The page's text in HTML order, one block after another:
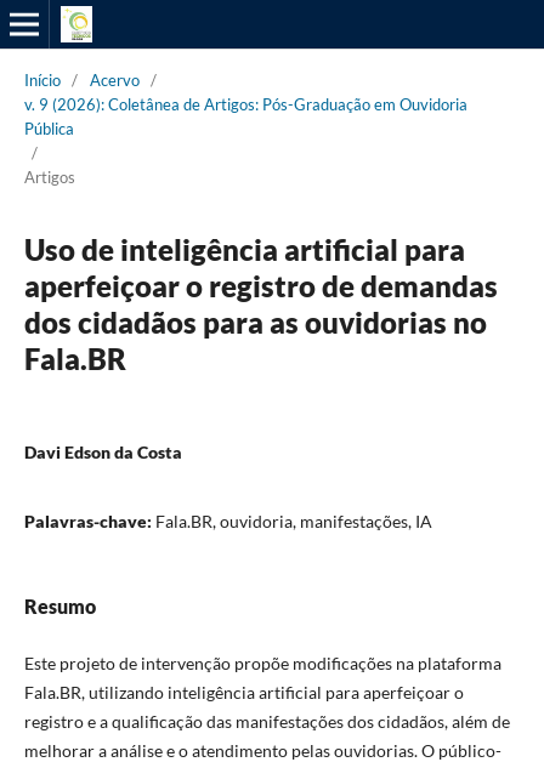
Início / Acervo /
v. 9 (2026): Coletânea de Artigos: Pós-Graduação em Ouvidoria
Pública
/
Artigos
Uso de inteligência artificial para
aperfeiçoar o registro de demandas
dos cidadãos para as ouvidorias no
Fala.BR
Davi Edson da Costa
Palavras-chave: Fala.BR, ouvidoria, manifestações, IA
Resumo
Este projeto de intervenção propõe modificações na plataforma
Fala.BR, utilizando inteligência artificial para aperfeiçoar o
registro e a qualificação das manifestações dos cidadãos, além de
melhorar a análise e o atendimento pelas ouvidorias. O público-